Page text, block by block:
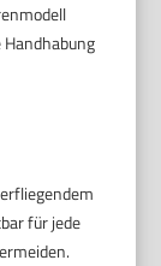
für jede